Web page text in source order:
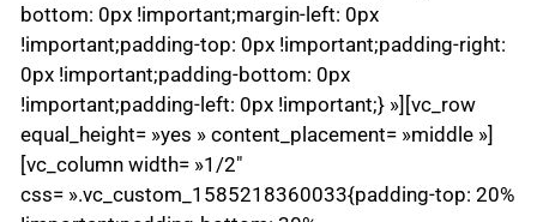
bottom: 0px !important;margin-left: 0px
!important;padding-top: 0px !important;padding-right:
0px !important;padding-bottom: 0px
!important;padding-left: 0px !important;} »][vc_row
equal_height= »yes » content_placement= »middle »]
[vc_column width= »1/2″
css= ».vc_custom_1585218360033{padding-top: 20%